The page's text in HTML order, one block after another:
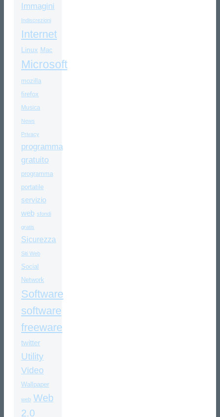
Immagini
Indiscrezioni
Internet
Linux Mac
Microsoft
mozilla
firefox
Musica
News
Privacy
programma
gratuito
programma
portatile
servizio
web sfondi
gratis
Sicurezza
Siti Web
Social
Network
Software
software
freeware
twitter
Utility
Video
Wallpaper
web Web
2.0